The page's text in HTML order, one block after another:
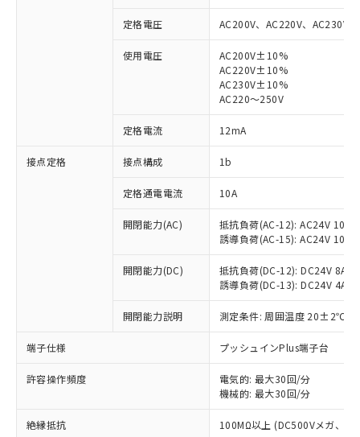
定格電圧 AC200V、AC220V、AC230V
使用電圧
AC200V±10%
AC220V±10%
AC230V±10%
AC220～250V
定格電流 12mA
接点定格 接点構成 1b
定格通電電流 10A
開閉能力(AC)
抵抗負荷(AC-12): AC24V 10A/
誘導負荷(AC-15): AC24V
開閉能力(DC)
抵抗負荷(DC-12): DC24V 8A/
誘導負荷(DC-13): DC24V 4A/
開閉能力説明 測定条件: 周囲温度 20±2℃、
端子仕様 プッシュインPlus端子台
許容操作頻度
電気的: 最大30回/分
機械的: 最大30回/分
絶縁抵抗 100MΩ以上 (DC500Vメガ、点
ご利用条件
以下の条件をお読みいただき、同意のうえ
ご利用ください。
商品の当社在庫状況および標準価格
(税抜)を提供させていただくもので
当社制御機器事業取扱商品の中には、
本サービスの対象外となる商品もある
ことをご了承ください。
在庫状況および標準価格照会結果は、
記載している更新日時点での社内デー
タに基づき作成されるものであり、閲
覧された時点での実際の在庫および標
対応済み：EU RoHS指令（10物質）の
非含有に対応した製品が提供可能な商品で
対応予定：EU RoHS指令（10物質）の非含
有に対応した製品に切り替える予定のある
対応予定なし：EU RoHS指令（10物質）の
非含有に非対応の商品で、対応品を出す予
調査・確認中：EU RoHS指令（10物質）の
非含有の対応状況を調査中または確認中の
非該当品：ライセンス料など無形物で、有
害物質有無と関係のない商品です。
仕入先様の事情により、非含有部品として
いたものが、含有品と判明した場合などや
むを得ず変更することがあります。
ミウム(Cd) 100ppm以下、
※1 中国RoHS○×表
「○」：最大均質材料含有率が中国RoHSの
基準値以下であることを示します。
「×」：最大均質材料含有率が中国RoHSの
基準値を超えていることを示します。
「－」：未確認です。当社販売部門へお問
い合わせください。
*中国RoHS10物質の基準値 (GB/T26572)：
Pb(鉛) :1000ppm、 Hg(水銀) : 1000ppm、 Cd(カドミウ
当社は、これら貴社製品のうち、外国
為替および外国貿易法に定める商品
（以下｢規制貨物等」という）を輸出
または国外への提供する場合は、日本
国政府の輸出許可(または役務取引許